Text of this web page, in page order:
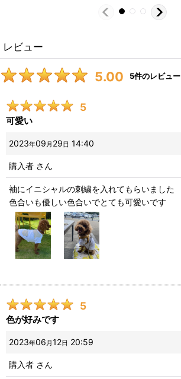
レビュー
5.00 5件のレビュー
5
可愛い
2023年09 月 29日 14:40
購入者 さん
袖にイニシャルの刺繍を入れてもらいました
色合いも優しい色合いでとても可愛いです
5
色が好みです
2023年06 月12日 20:59
購入者 さん